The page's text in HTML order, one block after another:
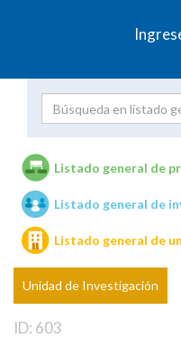
Unidades de
Listado general de
Listado general de
Listado general de
Unidad de Investigación
ID: 603